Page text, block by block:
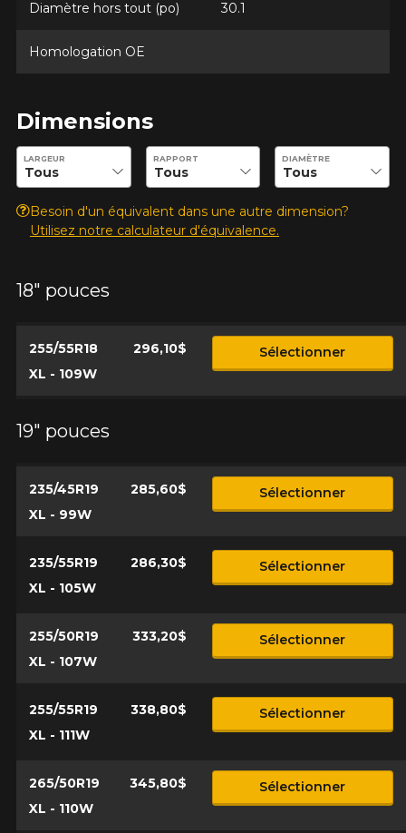
Diamètre hors tout (po) 30.1
Homologation OE
Dimensions
Entrez les dimensions souhaitées pour vérifier la disponibilité
LARGEUR RAPPORT DIAMÈTRE
Besoin d'un équivalent dans une autre dimension?
Utilisez notre calculateur d'équivalence.
18" pouces
255/55R18
XL - 109W
296,10$ Sélectionner
19" pouces
235/45R19
XL - 99W
285,60$ Sélectionner
235/55R19
XL - 105W
286,30$ Sélectionner
255/50R19
XL - 107W
333,20$ Sélectionner
255/55R19
XL - 111W
338,80$ Sélectionner
265/50R19
XL - 110W
345,80$ Sélectionner
Commentaire
Annuler
rechercher des options pour votre
*Attention cette dimension représente une possibilité
d'équipement pour votre véhicule, vous devez vérifier
l'exactitude de l'information sur votre véhicule directement
avant de commander.